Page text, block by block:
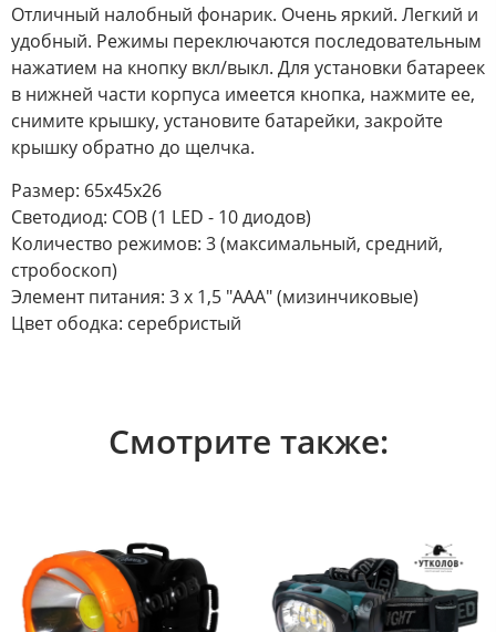
Отличный налобный фонарик. Очень яркий. Легкий и
удобный. Режимы переключаются последовательным
нажатием на кнопку вкл/выкл. Для установки батареек
в нижней части корпуса имеется кнопка, нажмите ее,
снимите крышку, установите батарейки, закройте
крышку обратно до щелчка.
Размер: 65х45х26
Светодиод: СОВ (1 LED - 10 диодов)
Количество режимов: 3 (максимальный, средний,
стробоскоп)
Элемент питания: 3 х 1,5 "ААА" (мизинчиковые)
Цвет ободка: серебристый
Смотрите также: